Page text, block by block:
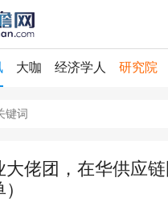
大咖 经济学人 研究院
大佬团，在华供应